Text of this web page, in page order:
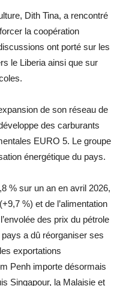
Dith Tina, a rencontré
la coopération
ont porté sur les
le Liberia ainsi que sur
de son réseau de
des carburants
EURO 5. Le groupe
énergétique du pays.
% sur un an en avril 2026,
%) et de l’alimentation
des prix du pétrole
a dû réorganiser ses
exportations
Penh importe désormais
Singapour, la Malaisie et